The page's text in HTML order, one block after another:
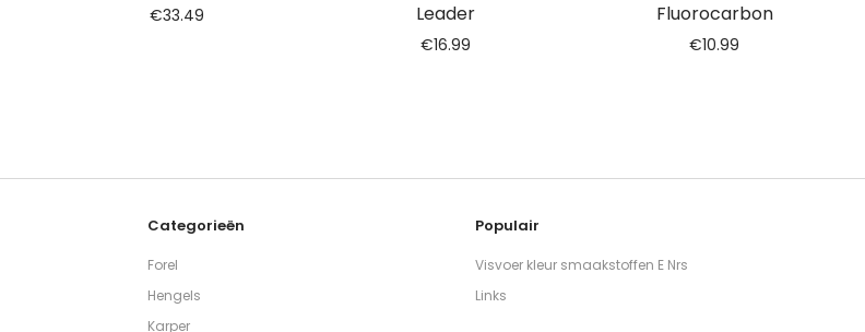
€33.49
Leader
€16.99
Fluorocarbon
€10.99
Categorieën
Forel
Hengels
Karper
Populair
Visvoer kleur smaakstoffen E Nrs
Links